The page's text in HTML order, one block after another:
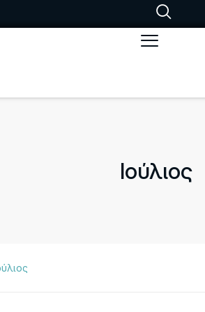
Ιούλιος